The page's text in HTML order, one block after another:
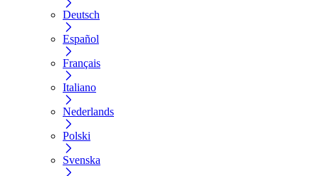
Deutsch
Español
Français
Italiano
Nederlands
Polski
Svenska